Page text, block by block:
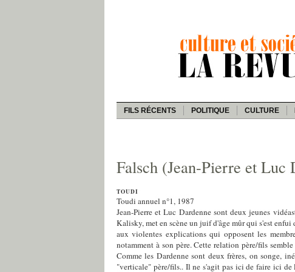
FILS RÉCENTS POLITIQUE CULTURE
Falsch (Jean-Pierre et Luc
TOUDI
Toudi annuel n°1, 1987
Jean-Pierre et Luc Dardenne sont deux jeunes
Kalisky, met en scène un juif d'âge mûr qui s'est
aux violentes explications qui opposent les
notamment à son père. Cette relation père/fils
Comme les Dardenne sont deux frères, on songe,
"verticale" père/fils.. Il ne s'agit pas ici de faire ici de